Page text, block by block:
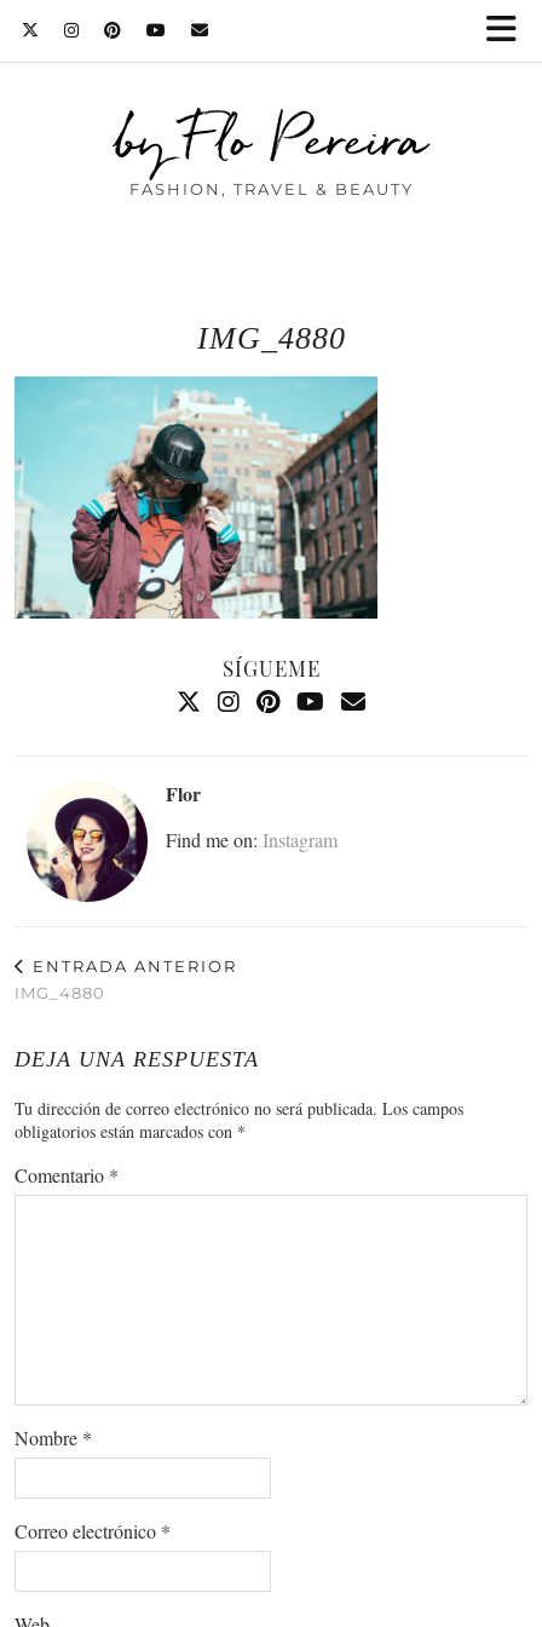
by Flo Pereira
FASHION, TRAVEL & BEAUTY
IMG_4880
SÍGUEME
Flor
Find me on: Instagram
ENTRADA ANTERIOR
IMG_4880
DEJA UNA RESPUESTA
Tu dirección de correo electrónico no será publicada. Los campos
obligatorios están marcados con *
Comentario *
Nombre *
Correo electrónico *